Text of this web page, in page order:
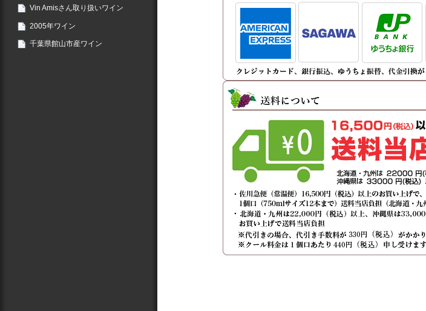
Vin Amisさん取り扱いワイン
2005年ワイン
千葉県館山市産ワイン